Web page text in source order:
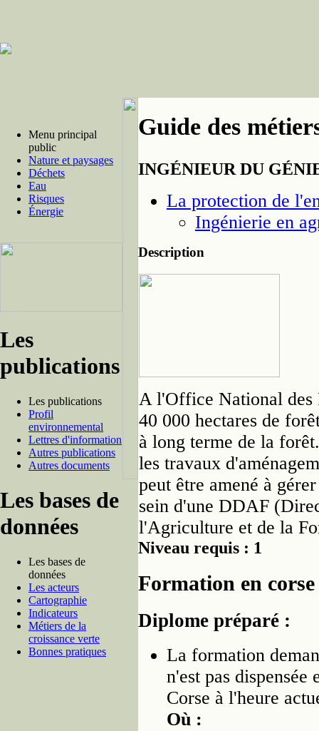
Menu principal
public
Nature et paysages
Déchets
Eau
Risques
Énergie
Les
publications
Les publications
Profil
environnemental
Lettres d'information
Autres publications
Autres documents
Les bases de
données
Les bases de
données
Les acteurs
Cartographie
Indicateurs
Métiers de la
croissance verte
Bonnes pratiques
Guide des
INGÉNIEUR DU
La protection de
Ingénierie en
Description
A l'Office National des
40 000 hectares de
à long terme de la
les travaux
peut être amené à
sein d'une DDAF
l'Agriculture et de la
Niveau requis : 1
Formation en corse
Diplome préparé :
La formation
n'est pas dispensée
Corse à l'heure
Où :